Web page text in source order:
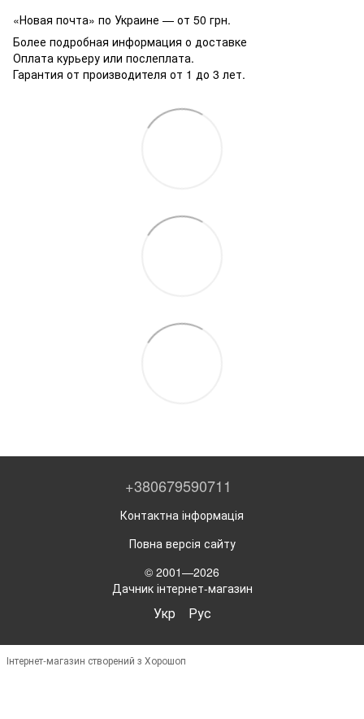
«Новая почта» по Украине — от 50 грн.
Более подробная информация о доставке
Оплата курьеру или послеплата.
Гарантия от производителя от 1 до 3 лет.
+380679590711
Контактна інформація
Повна версія сайту
© 2001—2026
Дачник інтернет-магазин
Укр Рус
Інтернет-магазин створений з Хорошоп